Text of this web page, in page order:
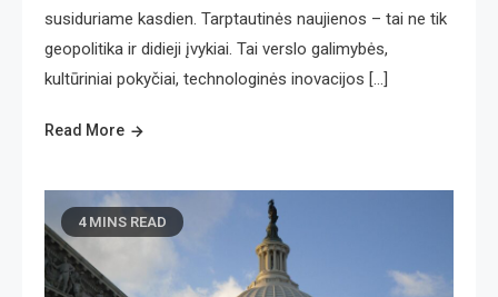
susiduriame kasdien. Tarptautinės naujienos – tai ne tik
geopolitika ir didieji įvykiai. Tai verslo galimybės,
kultūriniai pokyčiai, technologinės inovacijos […]
Read More
4 MINS READ